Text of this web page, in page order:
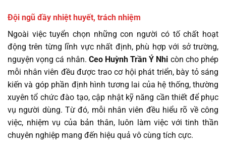
Đội ngũ đầy nhiệt huyết, trách nhiệm
Ngoài việc tuyển chọn những con người có tố chất hoạt
động trên từng lĩnh vực nhất định, phù hợp với sở trường,
nguyện vọng cá nhân. Ceo Huỳnh Trần Ý Nhi còn cho phép
mỗi nhân viên đều được trao cơ hội phát triển, bày tỏ sáng
kiến và góp phần định hình tương lai của hệ thống, thường
xuyên tổ chức đào tạo, cập nhật kỹ năng cần thiết để phục
vụ người dùng. Từ đó, mỗi nhân viên đều hiểu rõ về công
việc, nhiệm vụ của bản thân, luôn làm việc với tinh thần
chuyên nghiệp mang đến hiệu quả vô cùng tích cực.